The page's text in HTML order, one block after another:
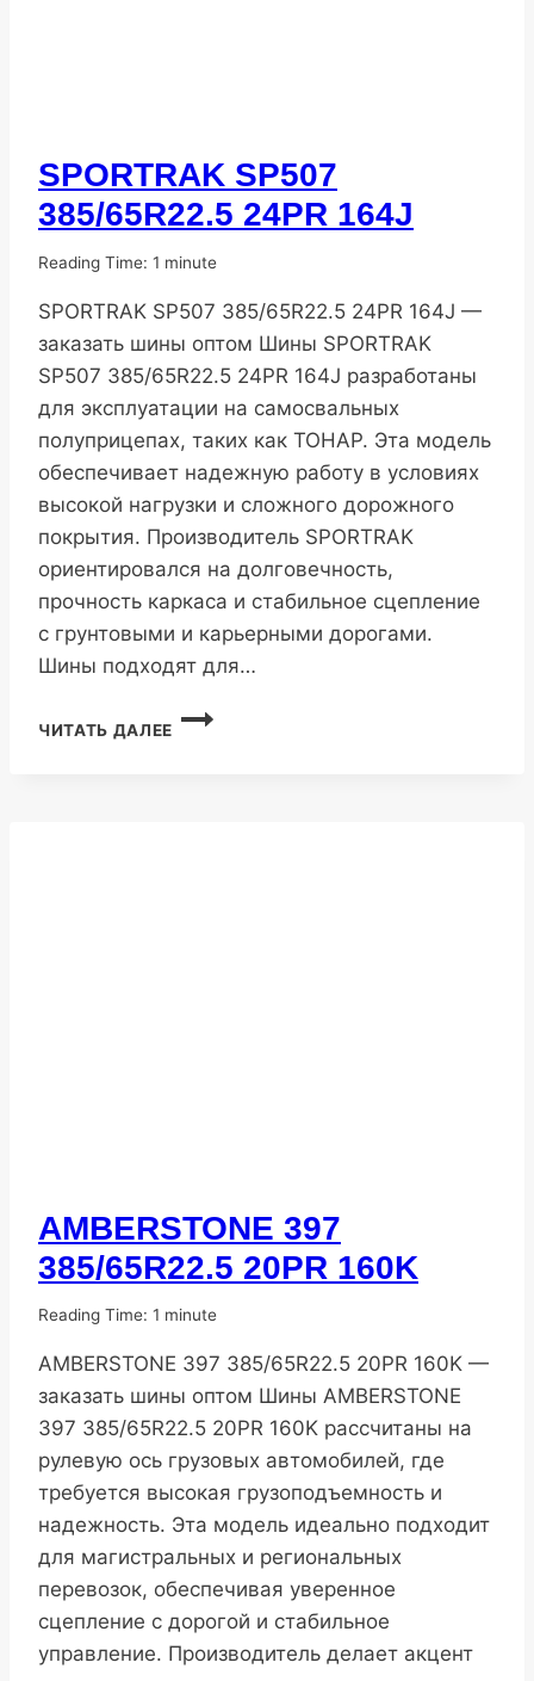
ПОПУЛЯРНЫЕ
ШИНЫ
SPORTRAK SP507
385/65R22.5 24PR 164J
От
10.11.2025
Reading Time: 1 minute
SPORTRAK SP507 385/65R22.5 24PR 164J —
заказать шины оптом Шины SPORTRAK
SP507 385/65R22.5 24PR 164J разработаны
для эксплуатации на самосвальных
полуприцепах, таких как ТОНАР. Эта модель
обеспечивает надежную работу в условиях
высокой нагрузки и сложного дорожного
покрытия. Производитель SPORTRAK
ориентировался на долговечность,
прочность каркаса и стабильное сцепление
с грунтовыми и карьерными дорогами.
Шины подходят для…
ЧИТАТЬ ДАЛЕЕ
SPORTRAK
ПОПУЛЯРНЫЕ
ШИНЫ
AMBERSTONE 397
385/65R22.5 20PR 160K
От
10.11.2025
Reading Time: 1 minute
AMBERSTONE 397 385/65R22.5 20PR 160K —
заказать шины оптом Шины AMBERSTONE
397 385/65R22.5 20PR 160K рассчитаны на
рулевую ось грузовых автомобилей, где
требуется высокая грузоподъемность и
надежность. Эта модель идеально подходит
для магистральных и региональных
перевозок, обеспечивая уверенное
сцепление с дорогой и стабильное
управление. Производитель делает акцент